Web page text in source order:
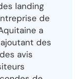
landing
de
a
des
avis